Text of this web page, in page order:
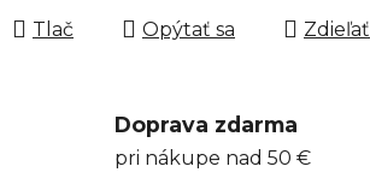
Tlač Opýtať sa Zdieľať
Doprava zdarma
pri nákupe nad 50 €